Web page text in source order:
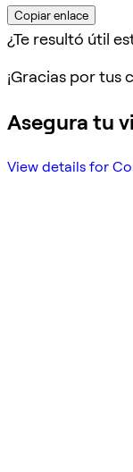
Copiar enlace
¿Te resultó útil
¡Gracias por tus
Asegura tu
View details for